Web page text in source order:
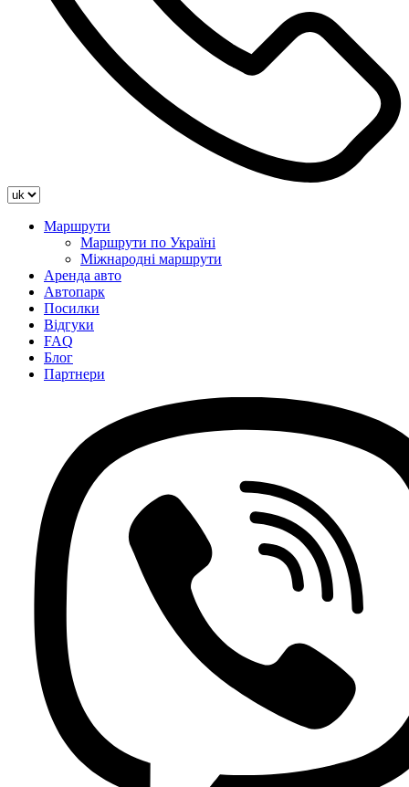
Маршрути
Маршрути по Україні
Міжнародні маршрути
Аренда авто
Автопарк
Посилки
Відгуки
FAQ
Блог
Партнери